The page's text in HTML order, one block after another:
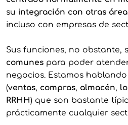
su integración con otras
incluso con empresas de
Sus funciones, no obstante,
comunespara poder
negocios. Estamos
(ventas, compras, almacén,
RRHH) que son bastante
prácticamente cualquier